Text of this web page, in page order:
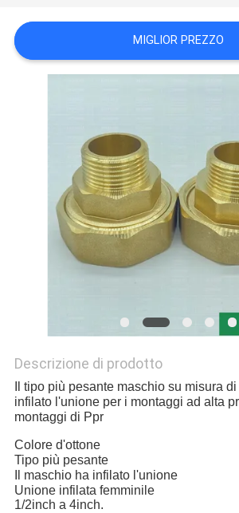
SITO
NORME
MIGLIOR PREZZO
Descrizione di prodotto
Il tipo più pesante maschio su misura
infilato l'unione per i montaggi ad alta
montaggi di Ppr
Colore d'ottone
Tipo più pesante
Il maschio ha infilato l'unione
Unione infilata femminile
1/2inch a 4inch.